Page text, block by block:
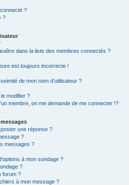
?
?
dans la liste des membres connectés ?
est toujours incorrecte !
de mon nom d’utilisateur ?
modifier ?
membre, on me demande de me connecter !?
une réponse ?
?
messages ?
à mon sondage ?
?
forum ?
à mon message ?